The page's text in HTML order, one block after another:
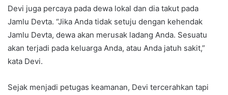
Devi juga percaya pada dewa lokal dan dia takut pada
Jamlu Devta. “Jika Anda tidak setuju dengan kehendak
Jamlu Devta, dewa akan merusak ladang Anda. Sesuatu
akan terjadi pada keluarga Anda, atau Anda jatuh sakit,”
kata Devi.
Sejak menjadi petugas keamanan, Devi tercerahkan tapi